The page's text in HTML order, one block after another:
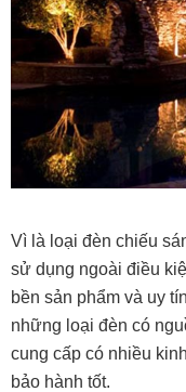
Vì là loại đèn chiếu
sử dụng ngoài điều
bền sản phẩm và uy
những loại đèn có
cung cấp có nhiều
bảo hành tốt.